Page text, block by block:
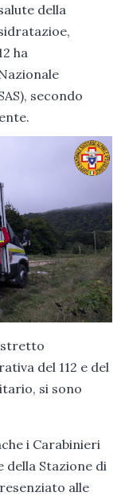
della
ha
secondo
stretto
del 112 e del
si sono
i Carabinieri
della Stazione di
alle